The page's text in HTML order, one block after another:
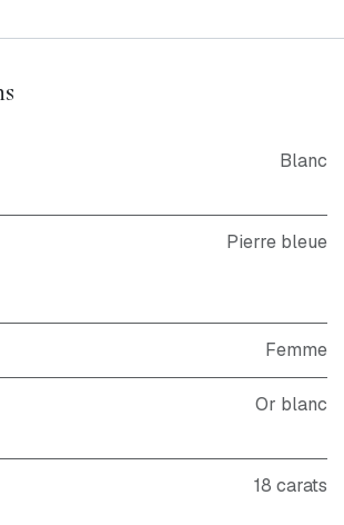
Blanc
Pierre bleue
Femme
Or blanc
18 carats